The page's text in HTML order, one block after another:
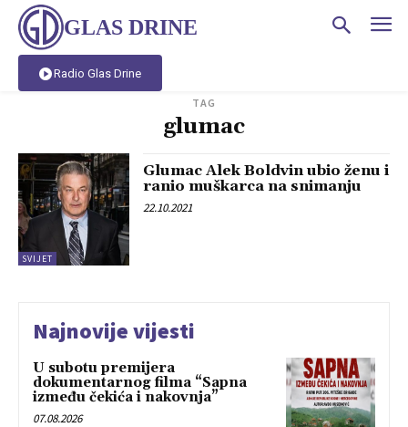
GLAS DRINE
Radio Glas Drine
TAG
glumac
SVIJET
Glumac Alek Boldvin ubio ženu i
ranio muškarca na snimanju
22.10.2021
Najnovije vijesti
U subotu premijera
dokumentarnog filma “Sapna
između čekića i nakovnja”
07.08.2026